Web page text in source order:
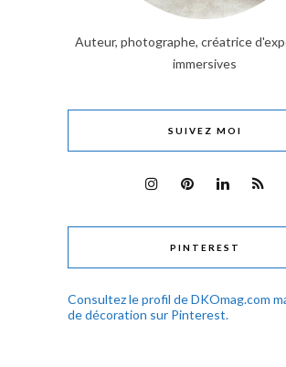
Auteur, photographe, créatrice
immersives
SUIVEZ MOI
PINTEREST
Consultez le profil de DKOmag.com
de décoration sur Pinterest.